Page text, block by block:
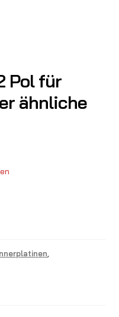
Pol für
ähnliche
,